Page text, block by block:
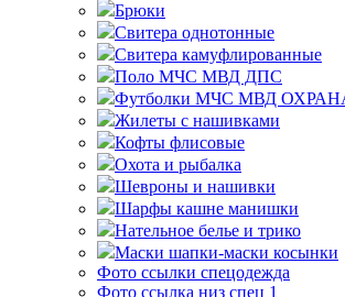
Брюки
Свитера однотонные
Свитера камуфлированные
Поло МЧС МВД ДПС
Футболки МЧС МВД
Жилеты с нашивками
Кофты флисовые
Охота и рыбалка
Шевроны и нашивки
Шарфы кашне манишки
Нательное белье и трико
Маски шапки-маски косынки
Фото ссылки спецодежда
Фото ссылка низ спец 1